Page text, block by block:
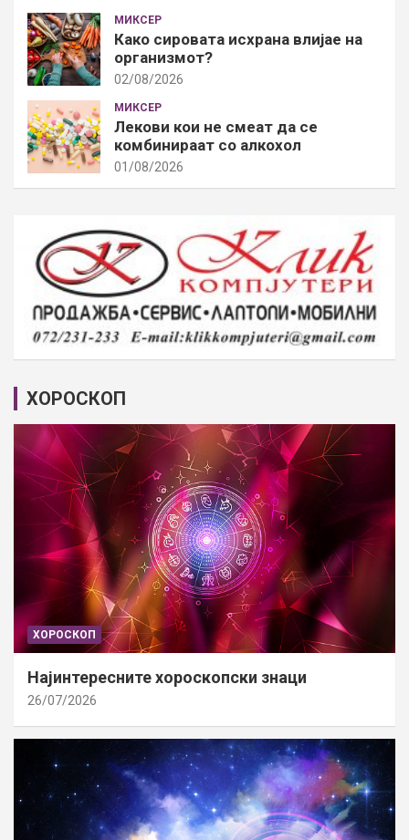
МИКСЕР
Како сировата исхрана влијае на
организмот?
02/08/2026
МИКСЕР
Лекови кои не смеат да се
комбинираат со алкохол
01/08/2026
ХОРОСКОП
ХОРОСКОП
Најинтересните хороскопски знаци
26/07/2026